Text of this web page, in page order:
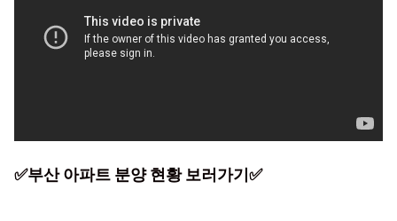
✅부산 아파트 분양 현황 보러가기✅